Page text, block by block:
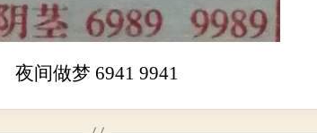
夜间做梦 6941 9941